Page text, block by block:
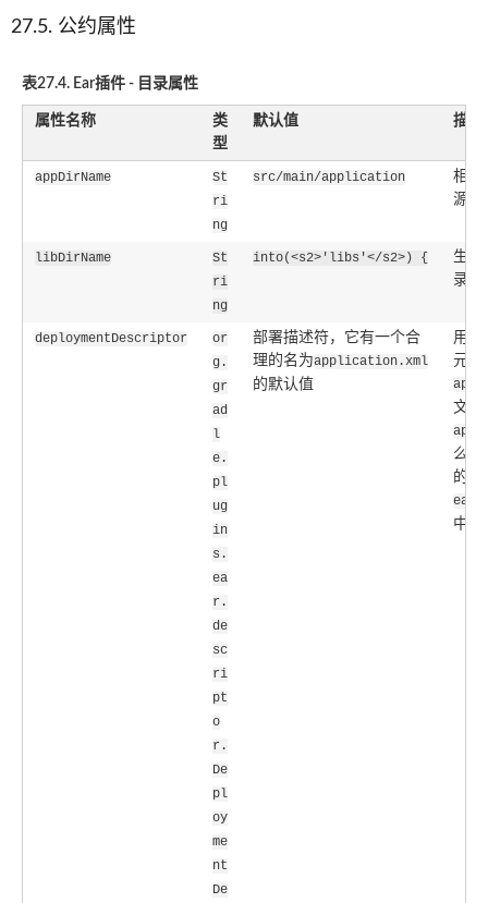
27.5. 公约属性
表27.4. Ear插件 ​​- 目录属性
属性名称
类
型
默认值 描述
appDirName
St
ri
ng
src/main/application
相对
源目
libDirName
St
ri
ng
into(<s2>'libs'</s2>) {
生成
录名
deploymentDescriptor
or
g.
gr
ad
l
e.
pl
ug
in
s.
ea
r.
de
sc
ri
pt
o
r.
De
pl
oy
me
nt
De
部署描述符，它有一个合
理的名为application.xml
的默认值
用于
元数
文件
么会
的内
中的